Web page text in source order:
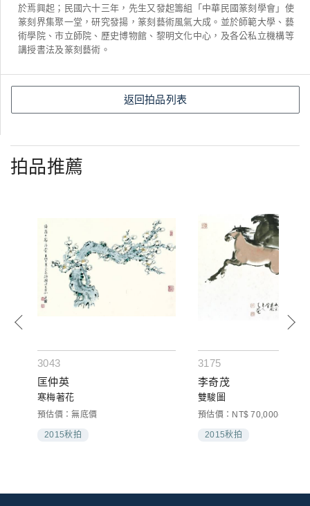
於焉興起；民國六十三年，先生又發起籌組「中華民國篆刻學會」使
篆刻界集聚一堂，研究發揚，篆刻藝術風氣大成。並於師範大學、藝
術學院、市立師院、歷史博物館、黎明文化中心，及各公私立機構等
講授書法及篆刻藝術。
返回拍品列表
拍品推薦
3043
匡仲英
寒梅著花
預估價：無底價
2015秋拍
3175
李奇茂
雙駿圖
預估價：NT$ 70,000-
2015秋拍